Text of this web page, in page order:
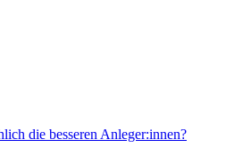
die besseren Anleger:innen?